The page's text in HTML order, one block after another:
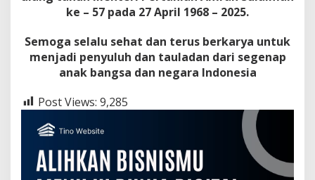
ke – 57 pada 27 April 1968 – 2025.
Semoga selalu sehat dan terus berkarya untuk
menjadi penyuluh dan tauladan dari segenap
anak bangsa dan negara Indonesia
Post Views: 9,285